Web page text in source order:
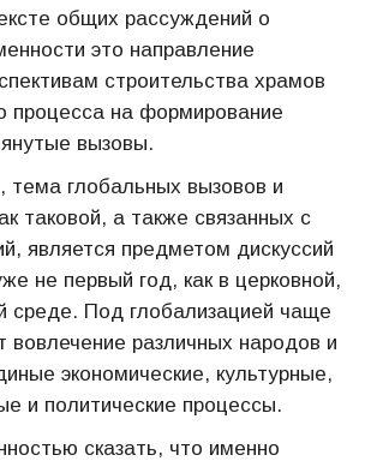
общих рассуждений о
это направление
строительства храмов
процесса на формирование
вызовы.
тема глобальных вызовов и
таковой, а также связанных с
является предметом дискуссий
не первый год, как в церковной,
среде. Под глобализацией чаще
вовлечение различных народов и
экономические, культурные,
и политические процессы.
сказать, что именно